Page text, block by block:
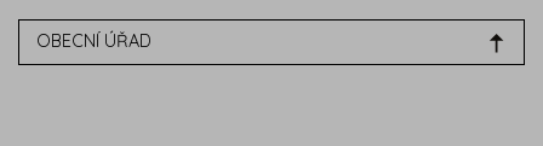
OBECNÍ ÚŘAD